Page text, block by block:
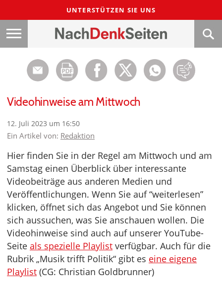
UNTERSTÜTZEN SIE UNS
Videohinweise am Mittwoch
12. Juli 2023 um 16:50
Ein Artikel von: Redaktion
Hier finden Sie in der Regel am Mittwoch und am
Samstag einen Überblick über interessante
Videobeiträge aus anderen Medien und
Veröffentlichungen. Wenn Sie auf “weiterlesen”
klicken, öffnet sich das Angebot und Sie können
sich aussuchen, was Sie anschauen wollen. Die
Videohinweise sind auch auf unserer YouTube-
Seite als spezielle Playlist verfügbar. Auch für die
Rubrik „Musik trifft Politik“ gibt es eine eigene
Playlist (CG: Christian Goldbrunner)